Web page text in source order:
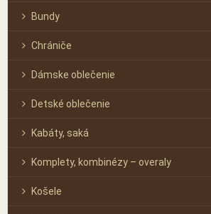
Bundy
Chrániče
Dámske oblečenie
Detské oblečenie
Kabáty, saká
Komplety, kombinézy – overaly
Košele